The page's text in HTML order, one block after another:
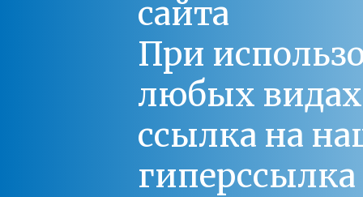
сайта
При
любых
ссылка на